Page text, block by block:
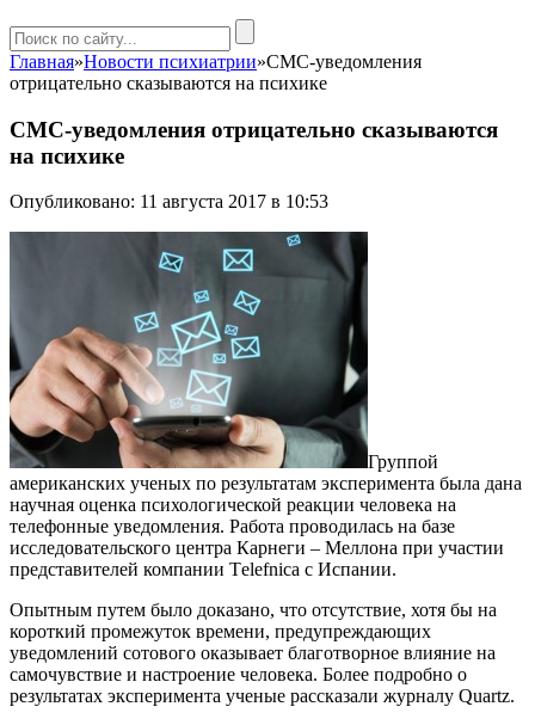
Главная»Новости психиатрии»СМС-уведомления
отрицательно сказываются на психике
СМС-уведомления отрицательно сказываются
на психике
Опубликовано: 11 августа 2017 в 10:53
Группой
американских ученых по результатам эксперимента была дана
научная оценка психологической реакции человека на
телефонные уведомления. Работа проводилась на базе
исследовательского центра Карнеги – Меллона при участии
представителей компании Тelefnica с Испании.
Опытным путем было доказано, что отсутствие, хотя бы на
короткий промежуток времени, предупреждающих
уведомлений сотового оказывает благотворное влияние на
самочувствие и настроение человека. Более подробно о
результатах эксперимента ученые рассказали журналу Quartz.